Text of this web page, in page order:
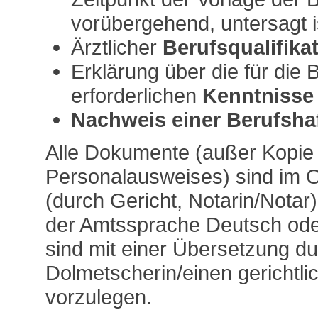
vorübergehend, untersagt
Ärztlicher
Erklärung über die für die
erforderlichen
Nachweis einer
Alle Dokumente (außer
Personalausweises) sind im
(durch Gericht, Notarin/
der Amtssprache Deutsch
sind mit einer Übersetzung
Dolmetscherin/einen
vorzulegen.